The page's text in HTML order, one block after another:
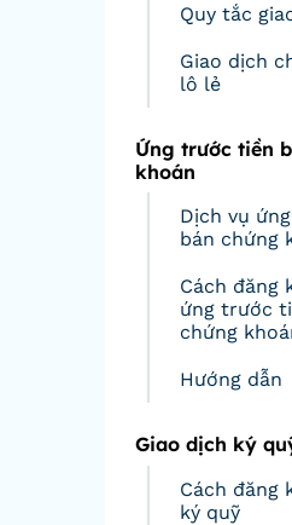
Quy tắc
Giao dịch
lô lẻ
Ứng trước tiền
khoán
Dịch vụ
bán chứng
Cách đăng
ứng trước
chứng
Hướng dẫn
Giao dịch ký
Cách đăng
ký quỹ